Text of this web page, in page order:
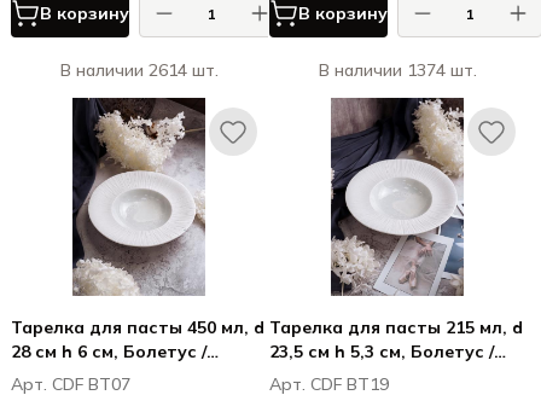
В корзину
В наличии 2614 шт.
В корзину
В наличии 1374 шт.
Тарелка для пасты 450 мл, d
28 см h 6 см, Болетус /
Boletus
Арт. CDF BT07
Тарелка для пасты 215 мл, d
23,5 см h 5,3 см, Болетус /
Boletus
Арт. CDF BT19